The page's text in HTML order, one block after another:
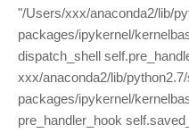
"/Users/xxx/anaconda2/lib/
packages/ipykernel/
dispatch_shell
xxx/anaconda2/lib/
packages/ipykernel/
pre_handler_hook